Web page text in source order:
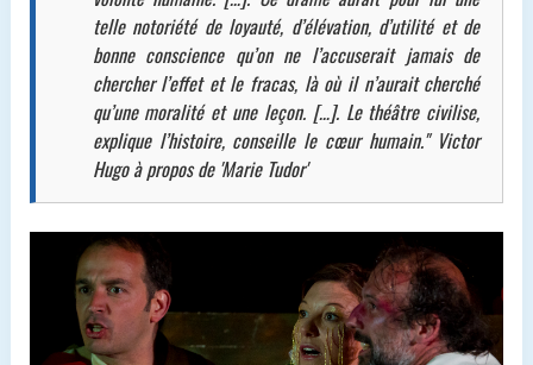
telle notoriété de loyauté, d’élévation, d’utilité et de
bonne conscience qu’on ne l’accuserait jamais de
chercher l’effet et le fracas, là où il n’aurait cherché
qu’une moralité et une leçon. […]. Le théâtre civilise,
explique l’histoire, conseille le cœur humain." Victor
Hugo à propos de 'Marie Tudor'